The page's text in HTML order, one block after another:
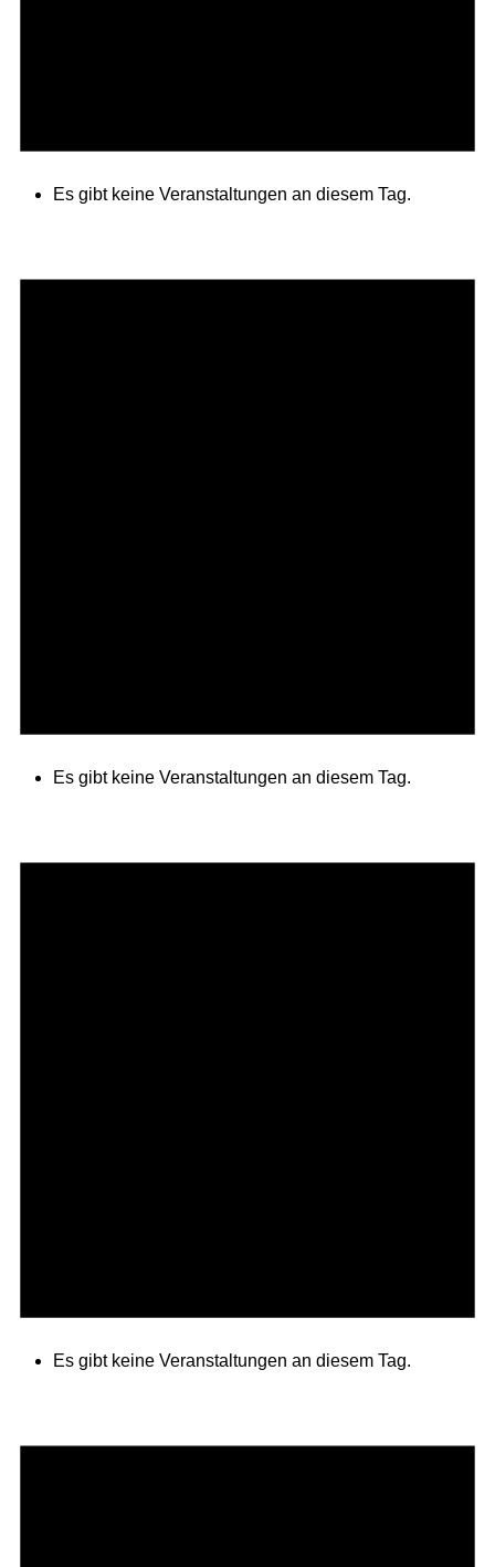
Es gibt keine Veranstaltungen an diesem Tag.
Es gibt keine Veranstaltungen an diesem Tag.
Es gibt keine Veranstaltungen an diesem Tag.